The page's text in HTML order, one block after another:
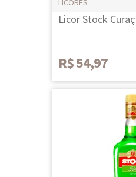
LICORES
Licor Stock
R$ 54,97